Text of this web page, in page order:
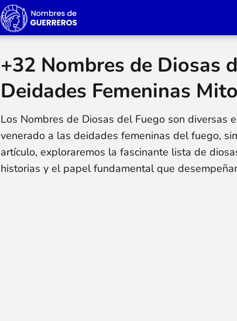
+32 Nombres de Diosas
Deidades Femeninas
Los Nombres de Diosas del Fuego son
venerado a las deidades femeninas del fuego,
artículo, exploraremos la fascinante lista de
historias y el papel fundamental que